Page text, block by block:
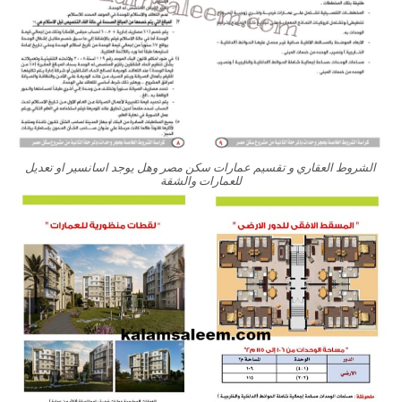
الشروط العقاري و تقسيم عمارات سكن مصر وهل يوجد اسانسير او تعديل
للعمارات والشقة